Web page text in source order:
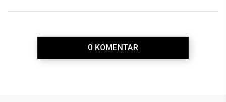
0 KOMENTAR